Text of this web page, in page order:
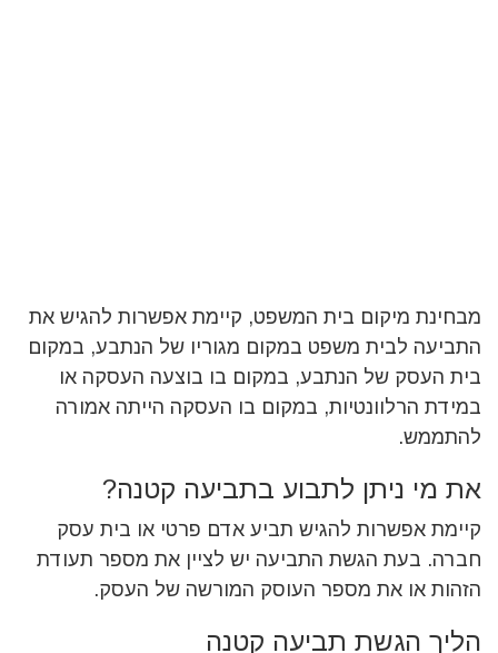
מבחינת מיקום בית המשפט, קיימת אפשרות להגיש את
התביעה לבית משפט במקום מגוריו של הנתבע, במקום
בית העסק של הנתבע, במקום בו בוצעה העסקה או
במידת הרלוונטיות, במקום בו העסקה הייתה אמורה
להתממש.
את מי ניתן לתבוע בתביעה קטנה?
קיימת אפשרות להגיש תביע אדם פרטי או בית עסק
חברה. בעת הגשת התביעה יש לציין את מספר תעודת
הזהות או את מספר העוסק המורשה של העסק.
הליך הגשת תביעה קטנה